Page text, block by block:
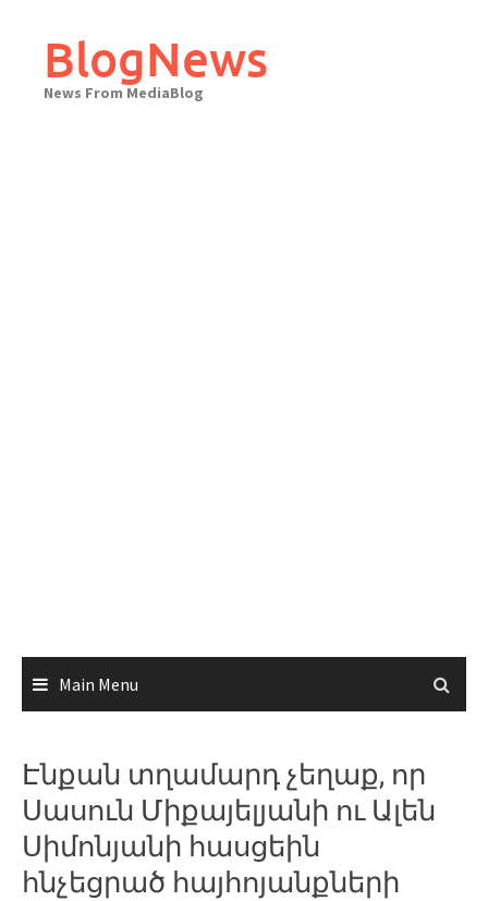
contentBlogNews
News From MediaBlog
Main Menu
Էնքան տղամարդ չեղաք, որ
Սասուն Միքայելյանի ու Ալեն
Սիմոնյանի հասցեին
հնչեցրած հայհոյանքների